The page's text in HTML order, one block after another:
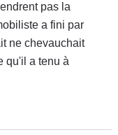
pas la
a fini par
ne chevauchait
qu'il a tenu à